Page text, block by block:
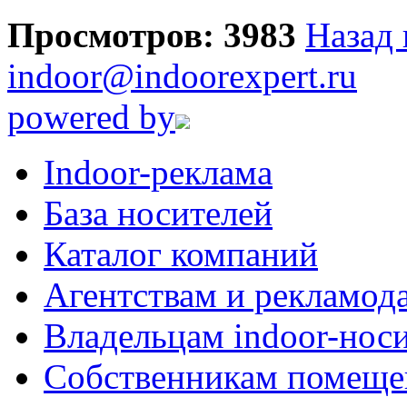
Просмотров: 3983 Назад
indoor@indoorexpert.ru
powered by
Indoor-реклама
База носителей
Каталог компаний
Агентствам и
Владельцам indoor-
Собственникам